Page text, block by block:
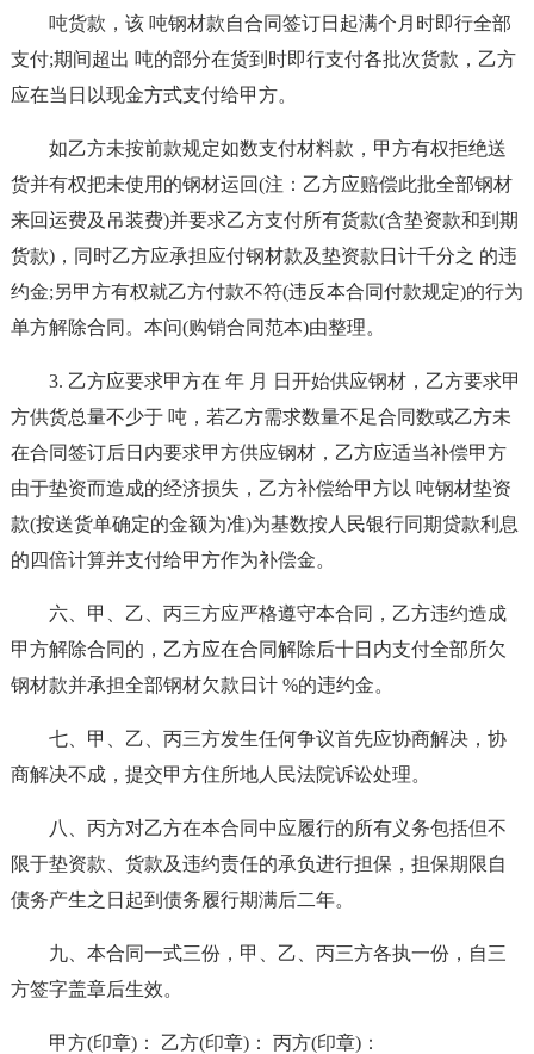
吨货款，该 吨钢材款自合同签订日起满个月时即行全部
支付;期间超出 吨的部分在货到时即行支付各批次货款，乙方
应在当日以现金方式支付给甲方。
如乙方未按前款规定如数支付材料款，甲方有权拒绝送
货并有权把未使用的钢材运回(注：乙方应赔偿此批全部钢材
来回运费及吊装费)并要求乙方支付所有货款(含垫资款和到期
货款)，同时乙方应承担应付钢材款及垫资款日计千分之 的违
约金;另甲方有权就乙方付款不符(违反本合同付款规定)的行为
单方解除合同。本问(购销合同范本)由整理。
3. 乙方应要求甲方在 年 月 日开始供应钢材，乙方要求甲
方供货总量不少于 吨，若乙方需求数量不足合同数或乙方未
在合同签订后日内要求甲方供应钢材，乙方应适当补偿甲方
由于垫资而造成的经济损失，乙方补偿给甲方以 吨钢材垫资
款(按送货单确定的金额为准)为基数按人民银行同期贷款利息
的四倍计算并支付给甲方作为补偿金。
六、甲、乙、丙三方应严格遵守本合同，乙方违约造成
甲方解除合同的，乙方应在合同解除后十日内支付全部所欠
钢材款并承担全部钢材欠款日计 %的违约金。
七、甲、乙、丙三方发生任何争议首先应协商解决，协
商解决不成，提交甲方住所地人民法院诉讼处理。
八、丙方对乙方在本合同中应履行的所有义务包括但不
限于垫资款、货款及违约责任的承负进行担保，担保期限自
债务产生之日起到债务履行期满后二年。
九、本合同一式三份，甲、乙、丙三方各执一份，自三
方签字盖章后生效。
甲方(印章)： 乙方(印章)： 丙方(印章)：